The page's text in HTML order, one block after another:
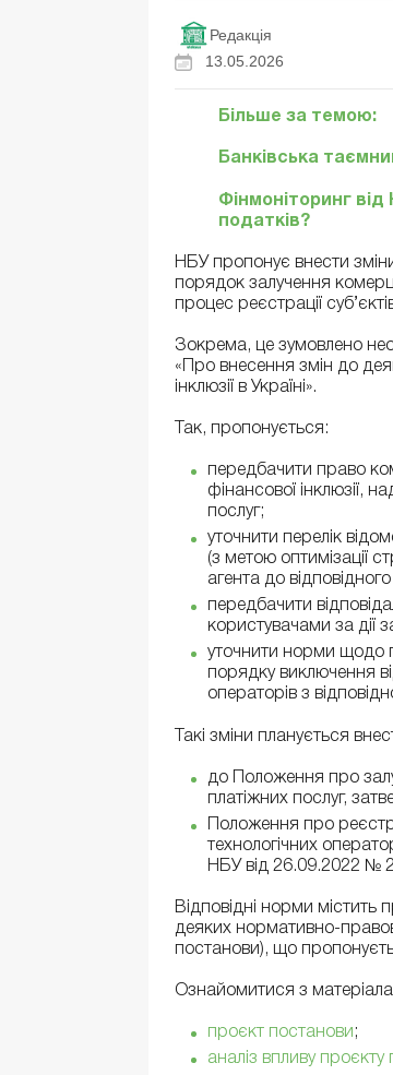
Редакція
13.05.2026
Більше за темою:
Банківська
Фінмоніторинг
податків?
НБУ пропонує внести
порядок залучення
процес реєстрації
Зокрема, це зумовлено
«Про внесення змін до
інклюзії в Україні».
Так, пропонується:
передбачити право
фінансової інклюзії,
послуг;
уточнити перелік
(з метою оптимізації
агента до
передбачити
користувачами за дії
уточнити норми щодо
порядку виключення
операторів з
Такі зміни планується
до Положення про
платіжних послуг,
Положення про
технологічних
НБУ від 26.09.2022 №
Відповідні норми
деяких нормативно-
постанови), що
Ознайомитися з
проєкт постанови ;
аналіз впливу проєкту